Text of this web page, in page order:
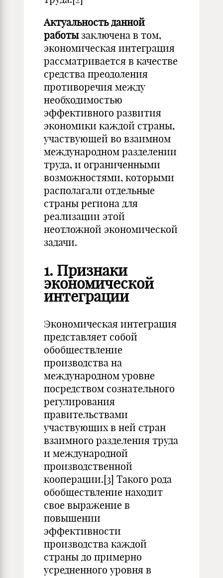
Актуальность данной
работызаключена в том,
экономическая интеграция
рассматривается в качестве
средства преодоления
противоречия между
необходимостью
эффективного развития
экономики каждой страны,
участвующей во взаимном
международном разделении
труда, и ограниченными
возможностями, которыми
располагали отдельные
страны региона для
реализации этой
неотложной экономической
задачи.
1. Признаки
экономической
интеграции
Экономическая интеграция
представляет собой
обобществление
производства на
международном уровне
посредством сознательного
регулирования
правительствами
участвующих в ней стран
взаимного разделения труда
и международной
производственной
кооперации.[3] Такого рода
обобществление находит
свое выражение в
повышении
эффективности
производства каждой
страны до примерно
усредненного уровня в